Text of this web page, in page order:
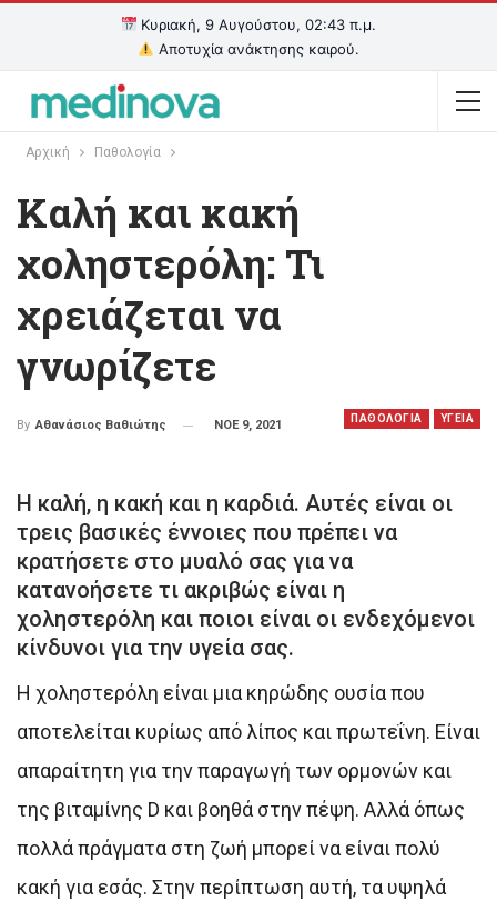
Κυριακή, 9 Αυγούστου, 02:43 π.μ.
Αποτυχία ανάκτησης καιρού.
Αρχική Παθολογία
Καλή και κακή
χοληστερόλη: Τι
χρειάζεται να
γνωρίζετε
ΠΑΘΟΛΟΓΙΑ ΥΓΕΙΑ
By Αθανάσιος Βαθιώτης ΝΟΕ 9, 2021
Η καλή, η κακή και η καρδιά. Αυτές είναι οι
τρεις βασικές έννοιες που πρέπει να
κρατήσετε στο μυαλό σας για να
κατανοήσετε τι ακριβώς είναι η
χοληστερόλη και ποιοι είναι οι ενδεχόμενοι
κίνδυνοι για την υγεία σας.
Η χοληστερόλη είναι μια κηρώδης ουσία που
αποτελείται κυρίως από λίπος και πρωτεΐνη. Είναι
απαραίτητη για την παραγωγή των ορμονών και
της βιταμίνης D και βοηθά στην πέψη. Αλλά όπως
πολλά πράγματα στη ζωή μπορεί να είναι πολύ
κακή για εσάς. Στην περίπτωση αυτή, τα υψηλά